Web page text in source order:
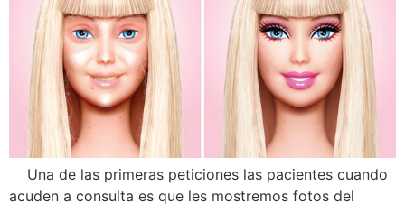
Una de las primeras peticiones las pacientes cuando
acuden a consulta es que les mostremos fotos del